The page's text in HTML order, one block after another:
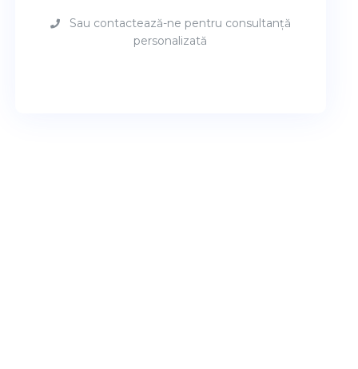
Sau contactează-ne pentru consultanță
personalizată